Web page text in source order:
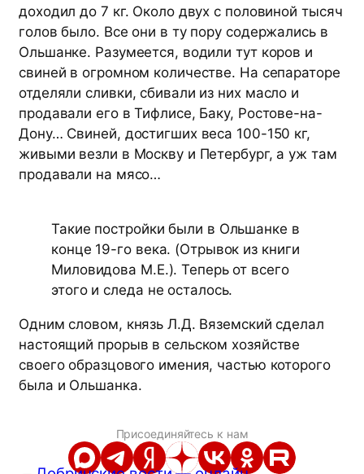
доходил до 7 кг. Около двух с половиной тысяч
голов было. Все они в ту пору содержались в
Ольшанке. Разумеется, водили тут коров и
свиней в огромном количестве. На сепараторе
отделяли сливки, сбивали из них масло и
продавали его в Тифлисе, Баку, Ростове-на-
Дону… Свиней, достигших веса 100-150 кг,
живыми везли в Москву и Петербург, а уж там
продавали на мясо…
Такие постройки были в Ольшанке в
конце 19-го века. (Отрывок из книги
Миловидова М.Е.). Теперь от всего
этого и следа не осталось.
Одним словом, князь Л.Д. Вяземский сделал
настоящий прорыв в сельском хозяйстве
своего образцового имения, частью которого
была и Ольшанка.
Присоединяйтесь к нам